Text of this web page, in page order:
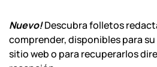
Nuevo!Descubra folletos
comprender, disponibles para su
sitio web o para recuperarlos